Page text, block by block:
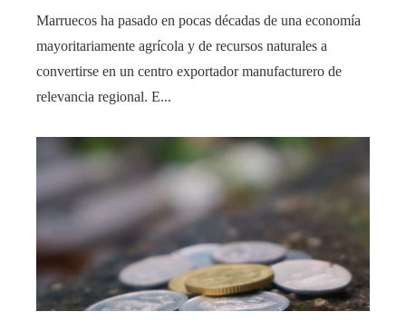
Marruecos ha pasado en pocas décadas de una economía
mayoritariamente agrícola y de recursos naturales a
convertirse en un centro exportador manufacturero de
relevancia regional. E...